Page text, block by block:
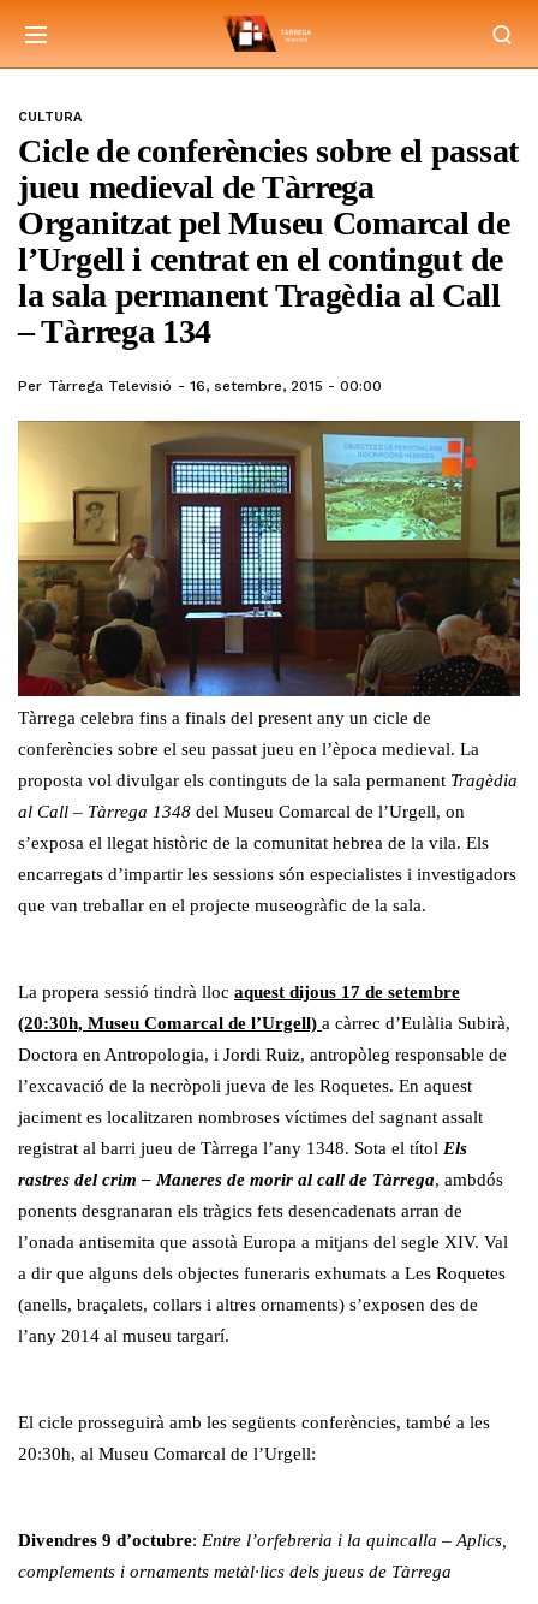
CULTURA
Cicle de conferències sobre el passat
jueu medieval de Tàrrega
Organitzat pel Museu Comarcal de
l’Urgell i centrat en el contingut de
la sala permanent Tragèdia al Call
– Tàrrega 134
Per Tàrrega Televisió 16, setembre, 2015 - 00:00
Tàrrega celebra fins a finals del present any un cicle de
conferències sobre el seu passat jueu en l’època medieval. La
proposta vol divulgar els continguts de la sala permanent Tragèdia
al Call – Tàrrega 1348 del Museu Comarcal de l’Urgell, on
s’exposa el llegat històric de la comunitat hebrea de la vila. Els
encarregats d’impartir les sessions són especialistes i investigadors
que van treballar en el projecte museogràfic de la sala.
La propera sessió tindrà lloc aquest dijous 17 de setembre
(20:30h, Museu Comarcal de l’Urgell) a càrrec d’Eulàlia Subirà,
Doctora en Antropologia, i Jordi Ruiz, antropòleg responsable de
l’excavació de la necròpoli jueva de les Roquetes. En aquest
jaciment es localitzaren nombroses víctimes del sagnant assalt
registrat al barri jueu de Tàrrega l’any 1348. Sota el títol Els
rastres del crim – Maneres de morir al call de Tàrrega, ambdós
ponents desgranaran els tràgics fets desencadenats arran de
l’onada antisemita que assotà Europa a mitjans del segle XIV. Val
a dir que alguns dels objectes funeraris exhumats a Les Roquetes
(anells, braçalets, collars i altres ornaments) s’exposen des de
l’any 2014 al museu targarí.
El cicle prosseguirà amb les següents conferències, també a les
20:30h, al Museu Comarcal de l’Urgell:
Divendres 9 d’octubre: Entre l’orfebreria i la quincalla – Aplics,
complements i ornaments metàl·lics dels jueus de Tàrrega